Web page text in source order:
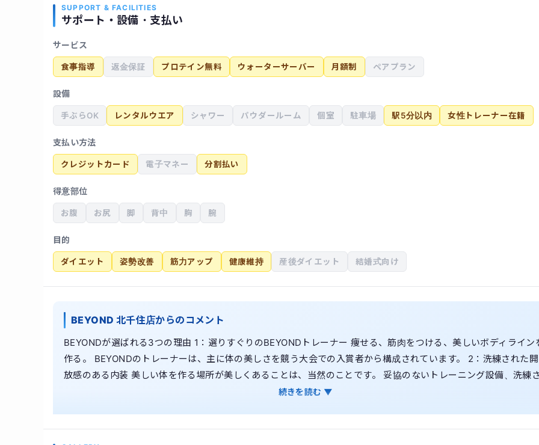
SUPPORT & FACILITIES
サポート・設備・支払い
サービス
食事指導 返金保証 プロテイン無料 ウォーターサーバー 月額制 ペアプラン
設備
手ぶらOK レンタルウエア シャワー パウダールーム 個室 駐車場 駅5分以内 女性トレーナー在籍
支払い方法
クレジットカード 電子マネー 分割払い
得意部位
お腹 お尻 脚 背中 胸 腕
目的
ダイエット 姿勢改善 筋力アップ 健康維持 産後ダイエット 結婚式向け
BEYOND 北千住店からのコメント
BEYONDが選ばれる3つの理由 1：選りすぐりのBEYONDトレーナー 痩せる、筋肉をつける、美しいボディライン
作る。 BEYONDのトレーナーは、主に体の美しさを競う大会での入賞者から構成されています。 2：洗練された開
放感のある内装 美しい体を作る場所が美しくあることは、当然のことです。 妥協のないトレーニング設備、洗練
れたシンプルかつ上品な内装はお客様からご好評いただいております。 3：ストレスフリーな食事管理 しっかり
続きを読む ▼